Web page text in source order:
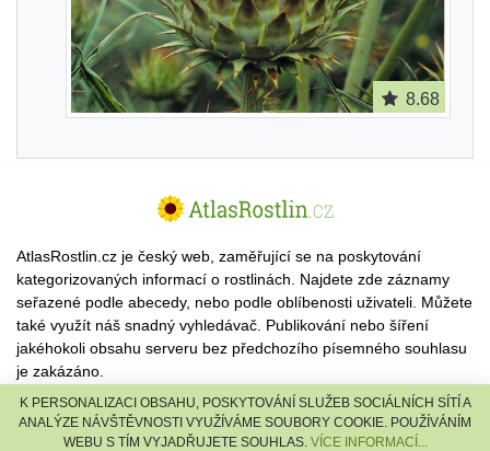
8.68
AtlasRostlin.cz je český web, zaměřující se na poskytování
kategorizovaných informací o rostlinách. Najdete zde záznamy
seřazené podle abecedy, nebo podle oblíbenosti uživateli. Můžete
také využít náš snadný vyhledávač. Publikování nebo šíření
jakéhokoli obsahu serveru bez předchozího písemného souhlasu
je zakázáno.
© 2026 AtlasRostlin.cz |TISCALI MEDIA, a.s.|Člen skupiny
DIGNITY, s.r.o.
K PERSONALIZACI OBSAHU, POSKYTOVÁNÍ SLUŽEB SOCIÁLNÍCH SÍTÍ A
ANALÝZE NÁVŠTĚVNOSTI VYUŽÍVÁME SOUBORY COOKIE. POUŽÍVÁNÍM
WEBU S TÍM VYJADŘUJETE SOUHLAS. VÍCE INFORMACÍ...